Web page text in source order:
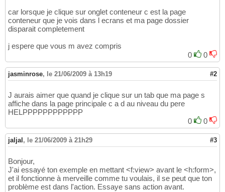
car lorsque je clique sur onglet conteneur c est la page
conteneur que je vois dans l ecrans et ma page dossier
disparait completement
j espere que vous m avez compris
0
0
jasminrose, le 21/06/2009 à 13h19 #2
J aurais aimer que quand je clique sur un tab que ma page s
affiche dans la page principale c a d au niveau du pere
HELPPPPPPPPPPPP
0
0
jaljal , le 21/06/2009 à 21h29 #3
Bonjour,
J'ai essayé ton exemple en mettant <f:view> avant le <h:form>,
et il fonctionne à merveille comme tu voulais, il se peut que ton
problème est dans l'action. Essaye sans action avant.